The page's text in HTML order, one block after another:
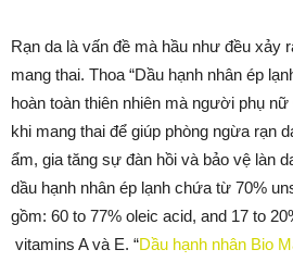
Rạn da là vấn đề mà hầu như đều xảy
mang thai. Thoa “Dầu hạnh nhân ép
hoàn toàn thiên nhiên mà người phụ
khi mang thai để giúp phòng ngừa rạn
ẩm, gia tăng sự đàn hồi và bảo vệ làn
dầu hạnh nhân ép lạnh chứa từ 70%
gồm: 60 to 77% oleic acid, and 17 to
vitamins A và E. “Dầu hạnh nhân Bio